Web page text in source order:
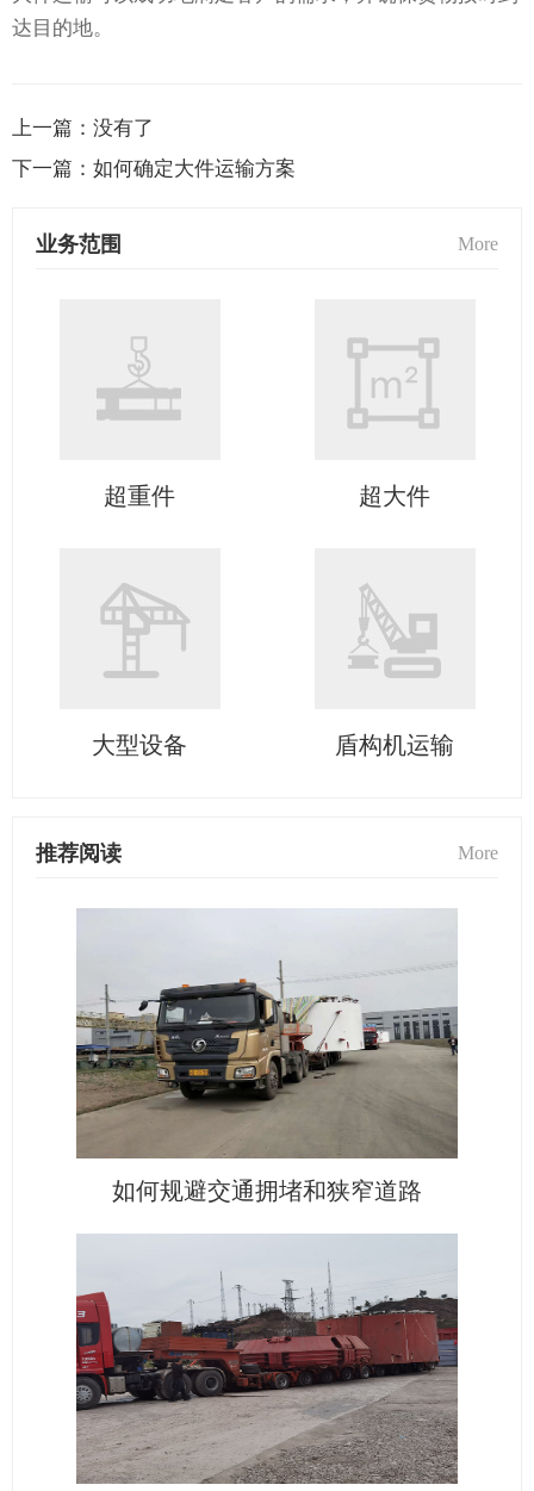
达目的地。
上一篇： 没有了
下一篇： 如何确定大件运输方案
业务范围 More
超重件 超大件
大型设备 盾构机运输
推荐阅读 More
如何规避交通拥堵和狭窄道路